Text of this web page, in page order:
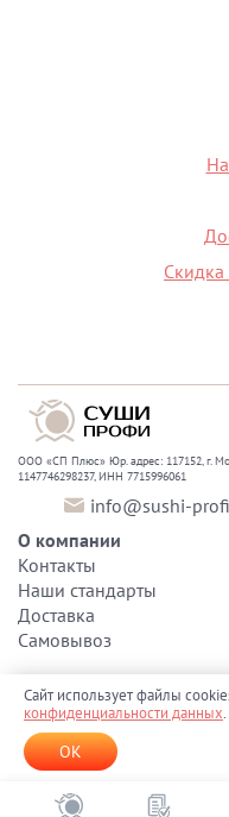
ООО «СП Плюс» Юр. адрес: 117152, г.
1147746298237, ИНН 7715996061
info@sushi-
О компании
Контакты
Наши стандарты
Доставка
Самовывоз
приложение "Суши-Профи" ,
правилами оказания услуг
политику
Сайт использует файлы
конфиденциальности данных.
OK